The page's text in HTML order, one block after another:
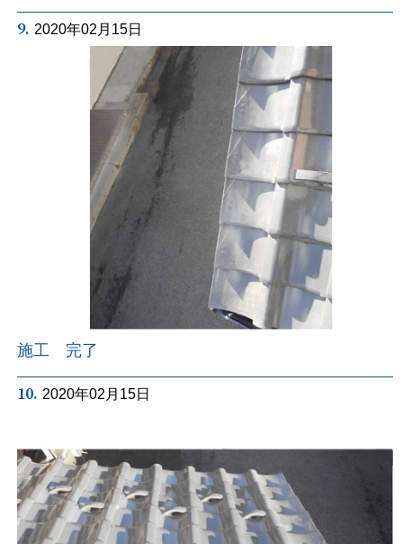
9. 2020年02月15日
施工 完了
10. 2020年02月15日